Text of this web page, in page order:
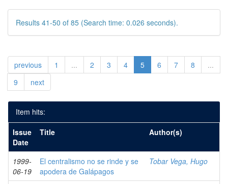
Results 41-50 of 85 (Search time: 0.026 seconds).
previous 1 ... 2 3 4 5 6 7 8
...
9
next
Item hits:
Issue
Date
Title Author(s)
1999-
06-19
El centralismo no se rinde y se
apodera de Galápagos
Tobar Vega, Hugo